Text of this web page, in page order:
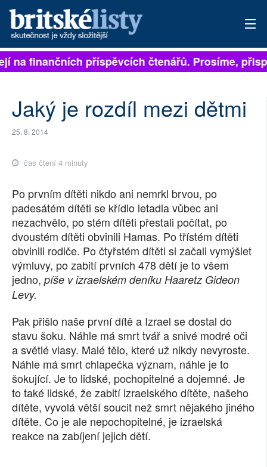
PŘIHLÁSIT
ARCHIV
NEJČTENĚJŠÍ ZA 7 DNÍ
AUTOŘI
PŘÍSPĚVKY NA PROVOZ
SOCIÁLNÍ SÍTĚ
PLNÁ VERZE STRÁNEK
finančních příspěvcích čtenářů. Prosíme,
Jaký je rozdíl mezi dětmi
25. 8. 2014
čas čtení 4 minuty
Po prvním dítěti nikdo ani nemrkl brvou, po
padesátém dítěti se křídlo letadla vůbec ani
nezachvělo, po stém dítěti přestali počítat, po
dvoustém dítěti obvinili Hamas. Po třístém dítěti
obvinili rodiče. Po čtyřstém dítěti si začali vymýšlet
výmluvy, po zabití prvních 478 dětí je to všem
jedno, píše v izraelském deníku Haaretz Gideon
Levy.
Pak přišlo naše první dítě a Izrael se dostal do
stavu šoku. Náhle má smrt tvář a snivé modré oči
a světlé vlasy. Malé tělo, které už nikdy nevyroste.
Náhle má smrt chlapečka význam, náhle je to
šokující. Je to lidské, pochopitelné a dojemné. Je
to také lidské, že zabití izraelského dítěte, našeho
dítěte, vyvolá větší soucit než smrt nějakého jiného
dítěte. Co je ale nepochopitelné, je izraelská
reakce na zabíjení jejich dětí.